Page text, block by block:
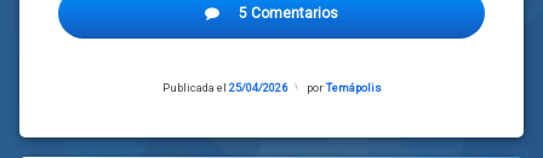
5 Comentarios
Publicada el 25/04/2026
Actualizado
porTemápolis